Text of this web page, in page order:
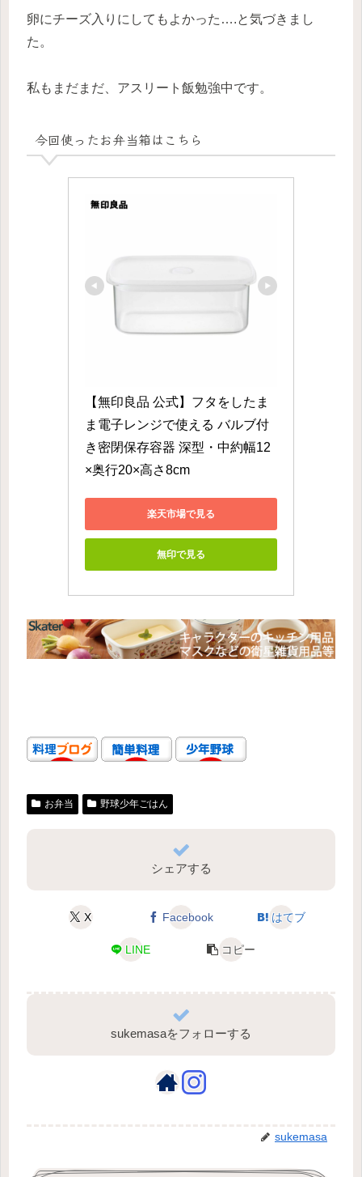
卵にチーズ入りにしてもよかった….と気づきまし
た。
私もまだまだ、アスリート飯勉強中です。
今回使ったお弁当箱はこちら
【無印良品 公式】フタをしたま
ま電子レンジで使える バルブ付
き密閉保存容器 深型・中約幅12
×奥行20×高さ8cm
楽天市場で見る
無印で見る
お弁当 野球少年ごはん
シェアする
X Facebook はてブ
LINE コピー
sukemasaをフォローする
sukemasa